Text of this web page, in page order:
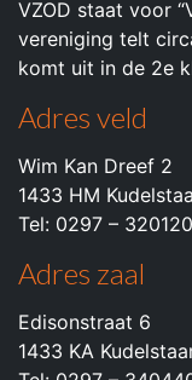
VZOD staat voor
vereniging telt
komt uit in de 2e
Adres veld
Wim Kan Dreef 2
1433 HM
Tel: 0297 – 320120
Adres zaal
Edisonstraat 6
1433 KA